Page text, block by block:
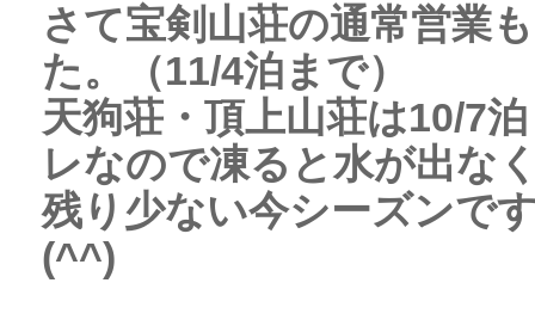
さて宝剣山荘の通常営業
た。（11/4泊まで）
天狗荘・頂上山荘は10/7
レなので凍ると水が出な
残り少ない今シーズンで
(^^)